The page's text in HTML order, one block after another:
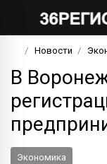
Новости
В
Экономика